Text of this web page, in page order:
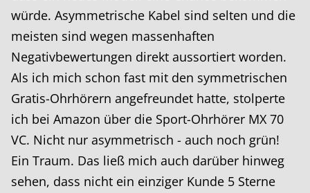
würde. Asymmetrische Kabel sind selten und die
meisten sind wegen massenhaften
Negativbewertungen direkt aussortiert worden.
Als ich mich schon fast mit den symmetrischen
Gratis-Ohrhörern angefreundet hatte, stolperte
ich bei Amazon über die Sport-Ohrhörer MX 70
VC. Nicht nur asymmetrisch - auch noch grün!
Ein Traum. Das ließ mich auch darüber hinweg
sehen, dass nicht ein einziger Kunde 5 Sterne